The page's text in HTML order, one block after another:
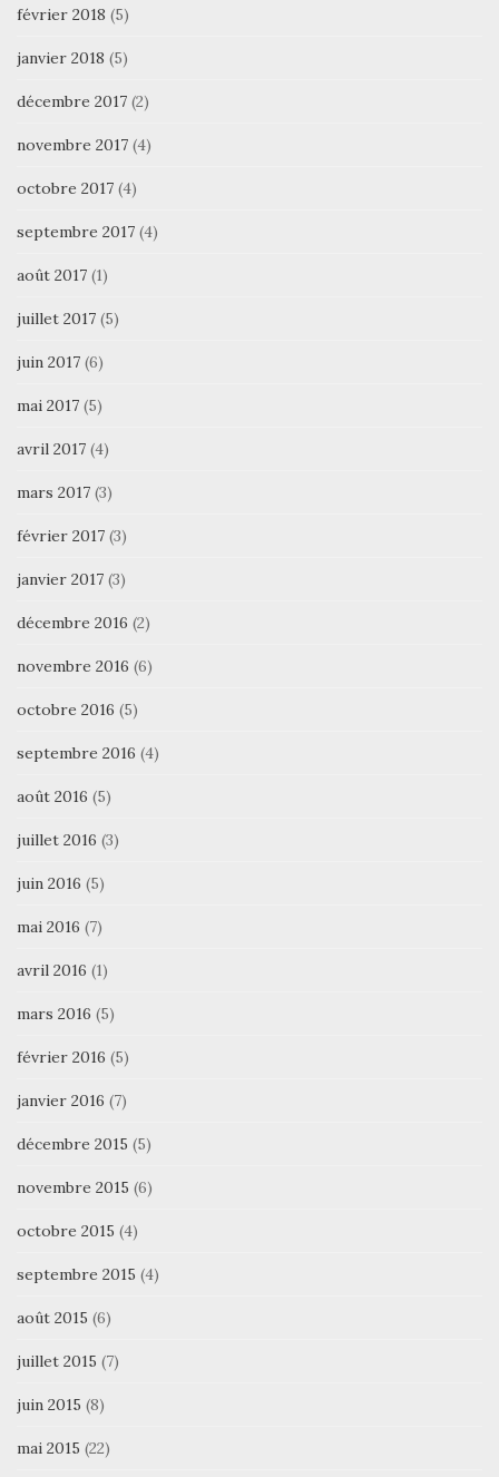
février 2018 (5)
janvier 2018 (5)
décembre 2017 (2)
novembre 2017 (4)
octobre 2017 (4)
septembre 2017 (4)
août 2017 (1)
juillet 2017 (5)
juin 2017 (6)
mai 2017 (5)
avril 2017 (4)
mars 2017 (3)
février 2017 (3)
janvier 2017 (3)
décembre 2016 (2)
novembre 2016 (6)
octobre 2016 (5)
septembre 2016 (4)
août 2016 (5)
juillet 2016 (3)
juin 2016 (5)
mai 2016 (7)
avril 2016 (1)
mars 2016 (5)
février 2016 (5)
janvier 2016 (7)
décembre 2015 (5)
novembre 2015 (6)
octobre 2015 (4)
septembre 2015 (4)
août 2015 (6)
juillet 2015 (7)
juin 2015 (8)
mai 2015 (22)